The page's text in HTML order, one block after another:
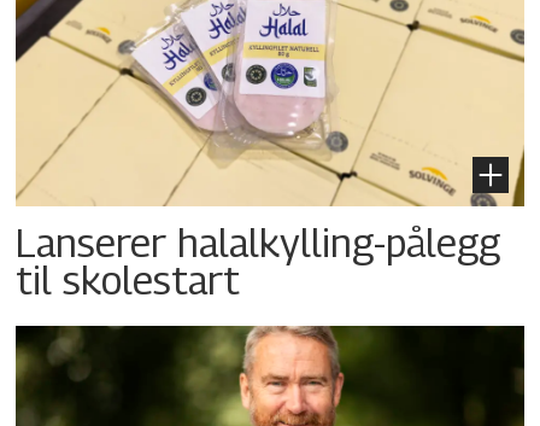
Lanserer halalkylling-­pålegg
til skolestart